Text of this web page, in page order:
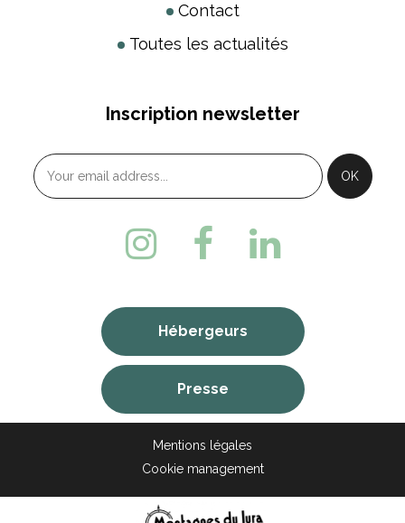
Contact
Toutes les actualités
Inscription newsletter
Hébergeurs
Presse
Mentions légales
Cookie management